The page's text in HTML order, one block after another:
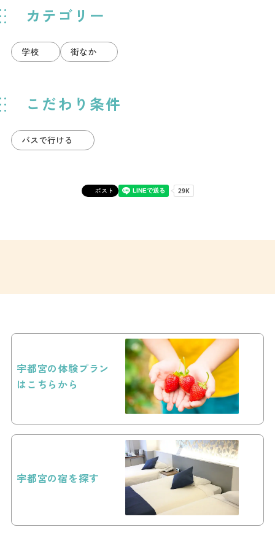
カテゴリー
学校 街なか
こだわり条件
バスで行ける
ポスト
宇都宮の体験プラン
はこちらから
宇都宮の宿を探す